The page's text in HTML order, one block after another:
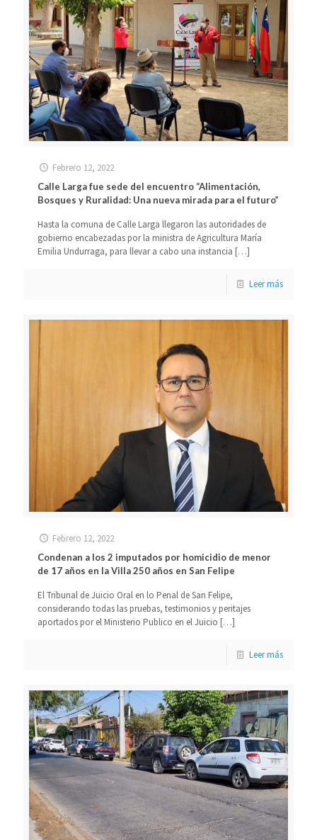
Febrero 12, 2022
Calle Larga fue sede del encuentro “Alimentación,
Bosques y Ruralidad: Una nueva mirada para el futuro”
Hasta la comuna de Calle Larga llegaron las autoridades de
gobierno encabezadas por la ministra de Agricultura María
Emilia Undurraga, para llevar a cabo una instancia […]
Leer más
Febrero 12, 2022
Condenan a los 2 imputados por homicidio de menor
de 17 años en la Villa 250 años en San Felipe
El Tribunal de Juicio Oral en lo Penal de San Felipe,
considerando todas las pruebas, testimonios y peritajes
aportados por el Ministerio Publico en el Juicio […]
Leer más